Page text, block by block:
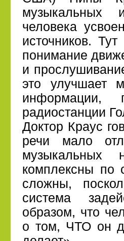
музыкальных
человека
источников.
понимание
и
это улучшает
информации,
радиостанции
Доктор Краус
речи мало
музыкальных
комплексны по
сложны,
система
образом, что
о том, ЧТО он